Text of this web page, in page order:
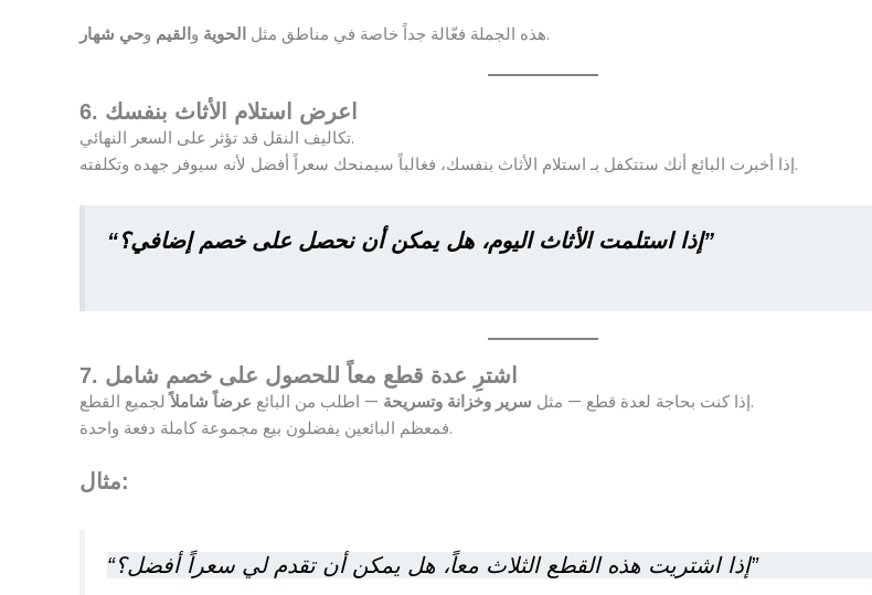
هذه الجملة فعّالة جداً خاصة في مناطق مثل الحوية و القيم وحي شهار .
6. اعرض استلام الأثاث بنفسك
تكاليف النقل قد تؤثر على السعر النهائي.
إذا أخبرت البائع أنك ستتكفل بـ استلام الأثاث بنفسك، فغالباً سيمنحك سعراً أفضل لأنه سيوفر جهده وتكلفته.
“إذا استلمت الأثاث اليوم، هل يمكن أن نحصل على خصم إضافي؟”
7. اشترِ عدة قطع معاً للحصول على خصم شامل
إذا كنت بحاجة لعدة قطع — مثل سرير وخزانة وتسريحة — اطلب من البائع عرضاً شاملاً
لجميع القطع.
فمعظم البائعين يفضلون بيع مجموعة كاملة دفعة واحدة.
مثال:
“إذا اشتريت هذه القطع الثلاث معاً، هل يمكن أن تقدم لي سعراً أفضل؟”